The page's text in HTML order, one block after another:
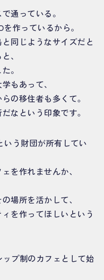
通っている。
作っているから。
同じようなサイズだと
、
。
もあって、
の移住者も多くて。
なという印象です。
いう財団が所有してい
を作れませんか、
場所を活かして、
を作ってほしいという
プ制のカフェとして始